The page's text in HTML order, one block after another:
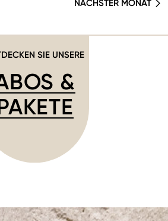
NÄCHSTER MONAT
SIE UNSERE
&